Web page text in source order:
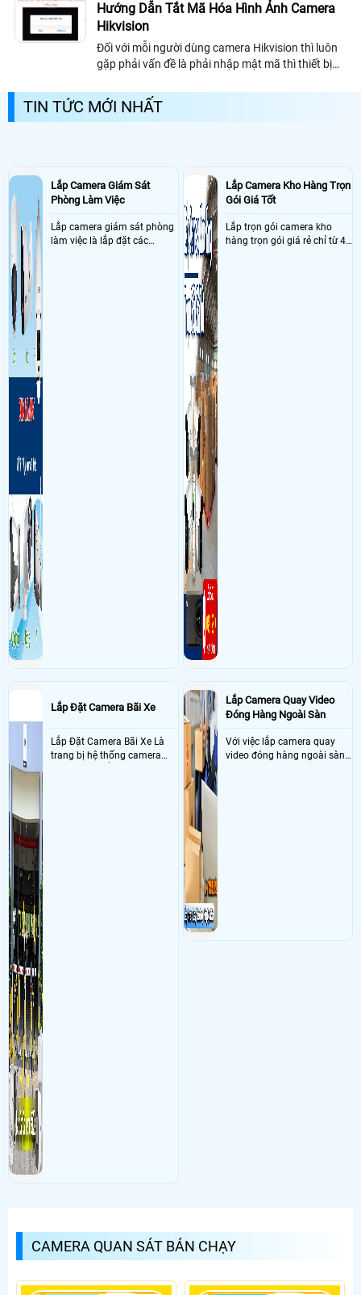
Hướng Dẫn Tắt Mã Hóa Hình Ảnh Camera
Hikvision
Đối với mỗi người dùng camera Hikvision thì luôn
gặp phải vấn đề là phải nhập mật mã thì thiết bị
khắc phục vấn đề này
TIN TỨC MỚI NHẤT
Lắp Camera Giám Sát
Phòng Làm Việc
Lắp camera giám sát phòng
làm việc là lắp đặt các
Lắp Camera Kho Hàng Trọn
Gói Giá Tốt
Lắp trọn gói camera kho
hàng trọn gói giá rẻ chỉ từ 4
Lắp Đặt Camera Bãi Xe
Lắp Đặt Camera Bãi Xe Là
trang bị hệ thống camera
Lắp Camera Quay Video
Đóng Hàng Ngoài Sàn
Với việc lắp camera quay
video đóng hàng ngoài sàn
CAMERA QUAN SÁT BÁN CHẠY